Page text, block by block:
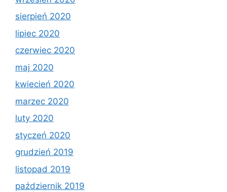
sierpień 2020
lipiec 2020
czerwiec 2020
maj 2020
kwiecień 2020
marzec 2020
luty 2020
styczeń 2020
grudzień 2019
listopad 2019
październik 2019